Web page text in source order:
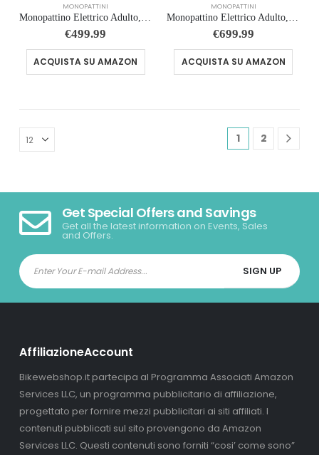
MONOPATTINI
€499.99
ACQUISTA SU AMAZON
MONOPATTINI
€699.99
ACQUISTA SU AMAZON
1 2
Get Special Offers and Savings
Get all the latest information on Events, Sales
and Offers.
AffiliazioneAccount
Bikewebshop.it partecipa al Programma Associati Amazon
Services LLC, un programma pubblicitario di affiliazione,
progettato per fornire mezzi pubblicitari ai siti affiliati. I
contenuti pubblicati sul sito provengono da Amazon
Services LLC. Questi contenuti sono forniti “cosi’ come sono”